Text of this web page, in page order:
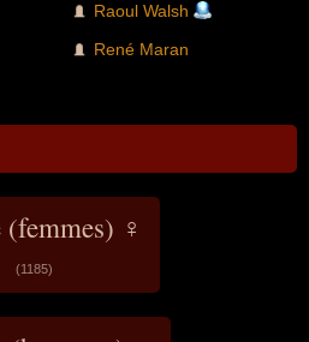
Raoul Walsh
René Maran
♀
(1185)